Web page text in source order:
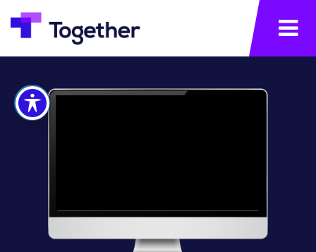
תפריט
×